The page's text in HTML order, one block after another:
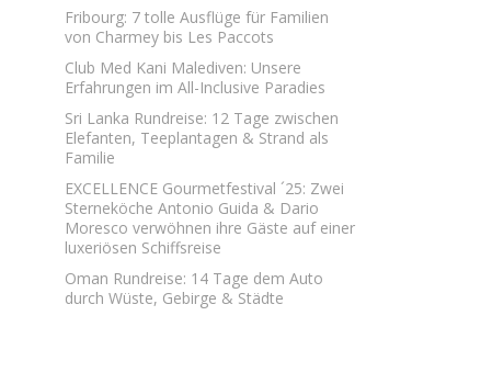
Fribourg: 7 tolle Ausflüge für Familien
von Charmey bis Les Paccots
Club Med Kani Malediven: Unsere
Erfahrungen im All-Inclusive Paradies
Sri Lanka Rundreise: 12 Tage zwischen
Elefanten, Teeplantagen & Strand als
Familie
EXCELLENCE Gourmetfestival ´25: Zwei
Sterneköche Antonio Guida & Dario
Moresco verwöhnen ihre Gäste auf einer
luxeriösen Schiffsreise
Oman Rundreise: 14 Tage dem Auto
durch Wüste, Gebirge & Städte